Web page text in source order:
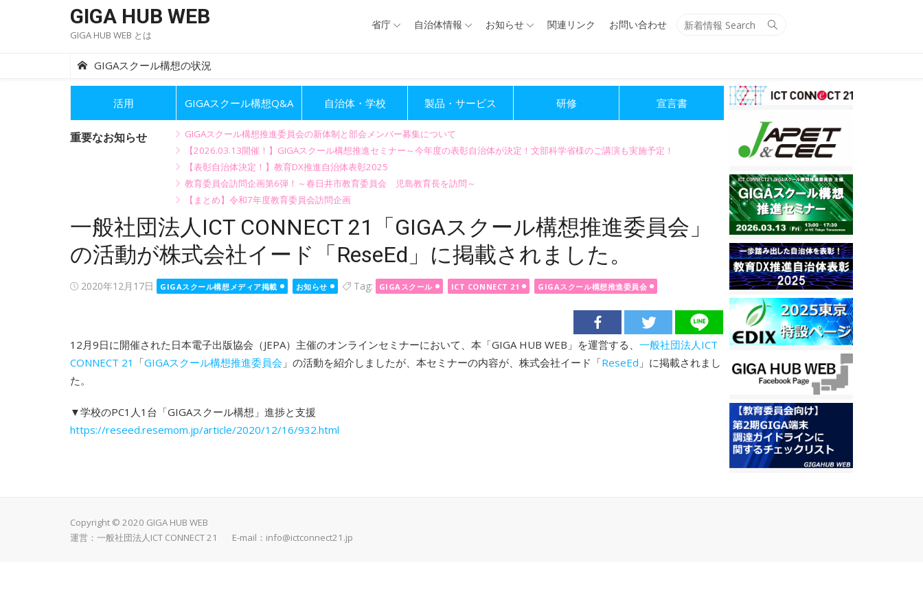
GIGA HUB WEB
GIGA HUB WEB とは
Search
省庁 自治体情報 お知らせ 関連リンク お問い合わせ
GIGAスクール構想の状況
活用 GIGAスクール構想Q&A 自治体・学校 製品・サービス 研修 宣言書
重要なお知らせ
GIGAスクール構想推進委員会の新体制と部会メンバー募集について
【2026.03.13開催！】GIGAスクール構想推進セミナー～今年度の表彰自治体が決定！文部科学省様のご講演も実施予定！
【表彰自治体決定！】教育DX推進自治体表彰2025
教育委員会訪問企画第6弾！～春日井市教育委員会 児島教育長を訪問～
【まとめ】令和7年度教育委員会訪問企画
一般社団法人ICT CONNECT 21「GIGAスクール構想推進委員会」
の活動が株式会社イード「ReseEd」に掲載されました。
Posted
2020年12月17日 GIGAスクール構想メディア掲載 お知らせ Tag: GIGAスクール ICT CONNECT 21 GIGAスクール構想推進委員会
12月9日に開催された日本電子出版協会（JEPA）主催のオンラインセミナーにおいて、本「GIGA HUB WEB」を運営する、 一般社団法人ICT
CONNECT 21
「GIGAスクール構想推進委員会 」の活動を紹介しましたが、本セミナーの内容が、株式会社イード「ReseEd 」に掲載されまし
た。
▼学校のPC1人1台「GIGAスクール構想」進捗と支援
https://reseed.resemom.jp/article/2020/12/16/932.html
Copyright © 2020 GIGA HUB WEB
運営：一般社団法人ICT CONNECT 21 E-mail： info@ictconnect21.jp